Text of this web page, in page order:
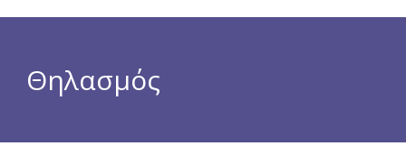
Θηλασμός